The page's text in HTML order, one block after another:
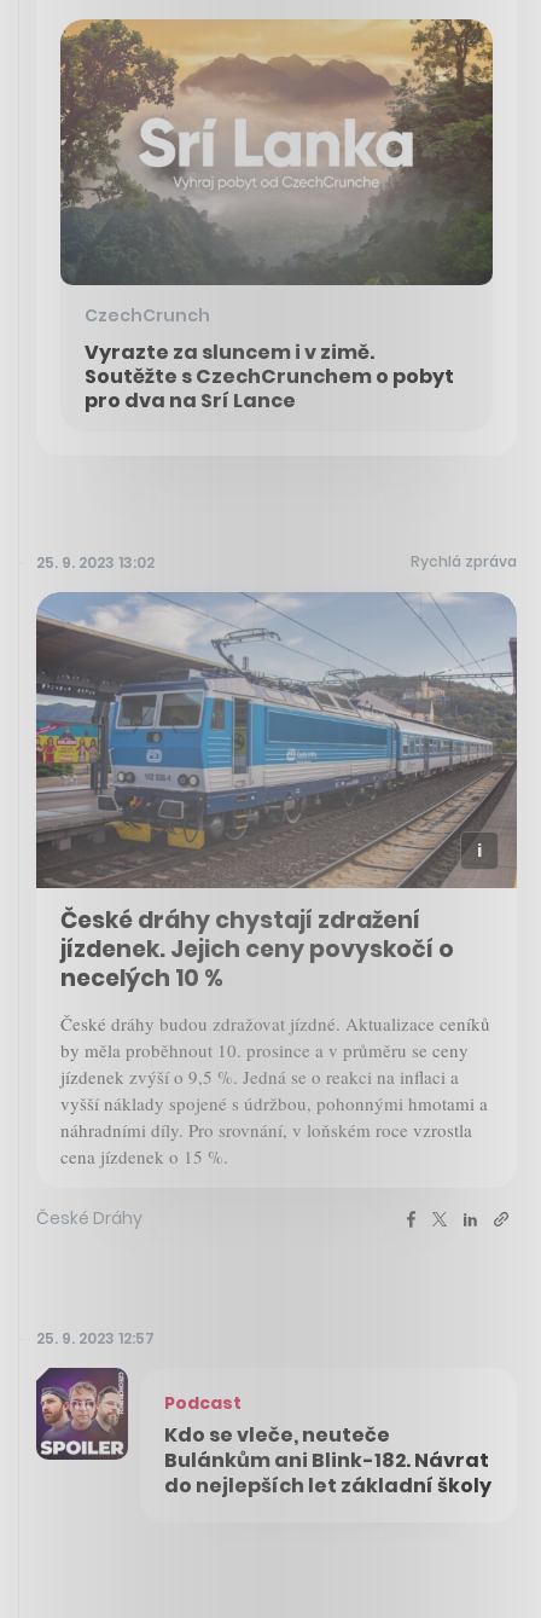
CzechCrunch
Vyrazte za sluncem i v zimě.
Soutěžte s CzechCrunchem o pobyt
pro dva na Srí Lance
25. 9. 2023 13:02 Rychlá zpráva
České dráhy chystají zdražení
jízdenek. Jejich ceny povyskočí o
necelých 10 %
České dráhy budou zdražovat jízdné. Aktualizace ceníků
by měla proběhnout 10. prosince a v průměru se ceny
jízdenek zvýší o 9,5 %. Jedná se o reakci na inflaci a
vyšší náklady spojené s údržbou, pohonnými hmotami a
náhradními díly. Pro srovnání, v loňském roce vzrostla
cena jízdenek o 15 %.
České Dráhy
25. 9. 2023 12:57
Podcast
Kdo se vleče, neuteče
Bulánkům ani Blink-182. Návrat
do nejlepších let základní školy